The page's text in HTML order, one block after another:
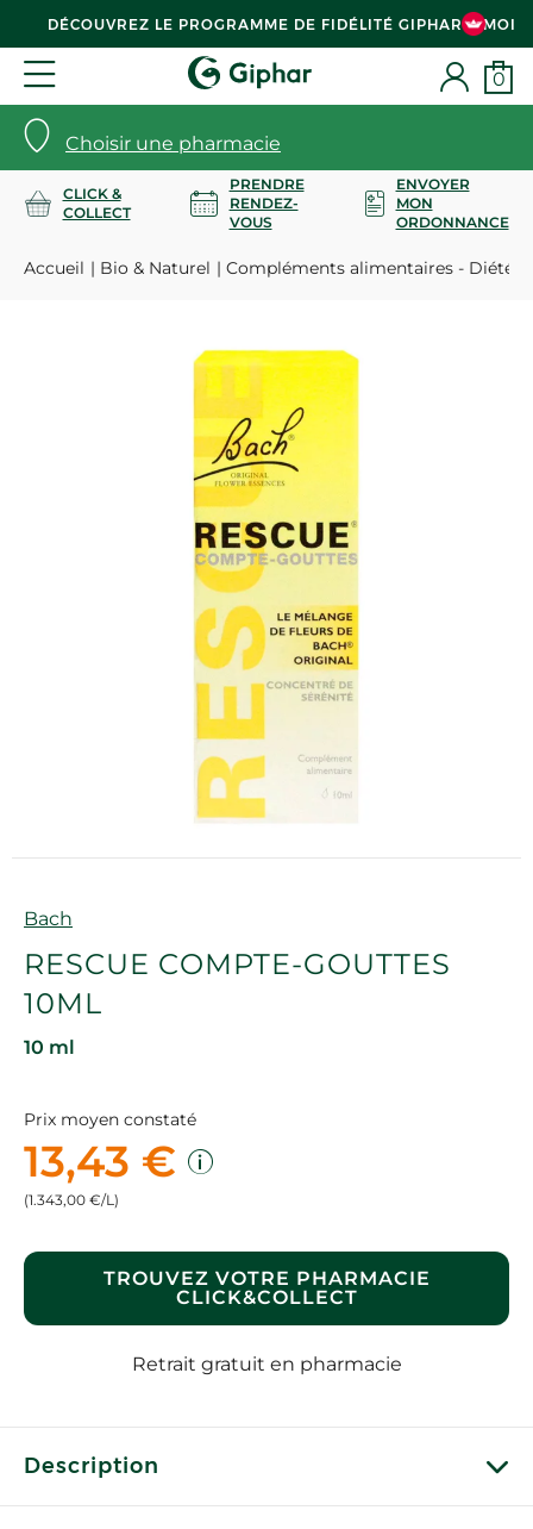
DÉCOUVREZ LE PROGRAMME DE FIDÉLITÉ GIPHAR & MOI
Choisir une pharmacie
0
CLICK &
COLLECT
PRENDRE
RENDEZ-
VOUS
ENVOYER
MON
ORDONNANCE
Accueil Bio & Naturel Compléments alimentaires -
Marque
Bach
RESCUE COMPTE-GOUTTES
10ML
10 ml
Prix moyen constaté
13,43 €
(1.343,00 €/L)
TROUVEZ VOTRE PHARMACIE
CLICK&COLLECT
Retrait gratuit en pharmacie
Description